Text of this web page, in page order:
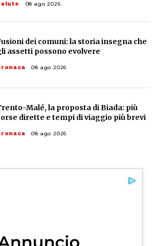
08 ago 2026
dei comuni: la storia insegna che
assetti possono evolvere
08 ago 2026
Malé, la proposta di Biada: più
dirette e tempi di viaggio più brevi
08 ago 2026